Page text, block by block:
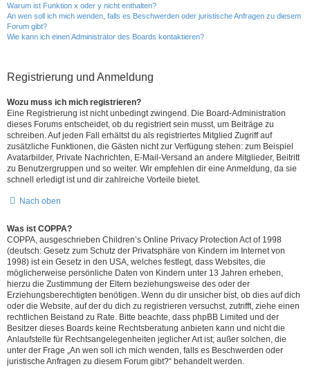
Warum ist Funktion x oder y nicht enthalten?
An wen soll ich mich wenden, falls es Beschwerden oder juristische Anfragen zu diesem
Forum gibt?
Wie kann ich einen Administrator des Boards kontaktieren?
Registrierung und Anmeldung
Wozu muss ich mich registrieren?
Eine Registrierung ist nicht unbedingt zwingend. Die Board-Administration
dieses Forums entscheidet, ob du registriert sein musst, um Beiträge zu
schreiben. Auf jeden Fall erhältst du als registriertes Mitglied Zugriff auf
zusätzliche Funktionen, die Gästen nicht zur Verfügung stehen: zum Beispiel
Avatarbilder, Private Nachrichten, E-Mail-Versand an andere Mitglieder, Beitritt
zu Benutzergruppen und so weiter. Wir empfehlen dir eine Anmeldung, da sie
schnell erledigt ist und dir zahlreiche Vorteile bietet.
Nach oben
Was ist COPPA?
COPPA, ausgeschrieben Children’s Online Privacy Protection Act of 1998
(deutsch: Gesetz zum Schutz der Privatsphäre von Kindern im Internet von
1998) ist ein Gesetz in den USA, welches festlegt, dass Websites, die
möglicherweise persönliche Daten von Kindern unter 13 Jahren erheben,
hierzu die Zustimmung der Eltern beziehungsweise des oder der
Erziehungsberechtigten benötigen. Wenn du dir unsicher bist, ob dies auf dich
oder die Website, auf der du dich zu registrieren versuchst, zutrifft, ziehe einen
rechtlichen Beistand zu Rate. Bitte beachte, dass phpBB Limited und der
Besitzer dieses Boards keine Rechtsberatung anbieten kann und nicht die
Anlaufstelle für Rechtsangelegenheiten jeglicher Art ist; außer solchen, die
unter der Frage „An wen soll ich mich wenden, falls es Beschwerden oder
juristische Anfragen zu diesem Forum gibt?“ behandelt werden.